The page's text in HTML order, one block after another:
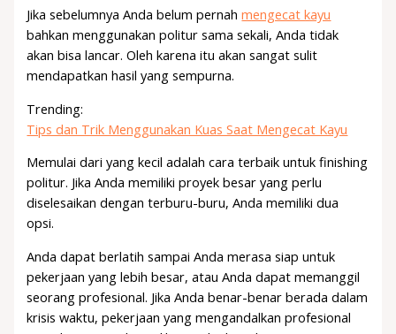
Jika sebelumnya Anda belum pernahmengecat kayu
bahkan menggunakan politur sama sekali, Anda tidak
akan bisa lancar. Oleh karena itu akan sangat sulit
mendapatkan hasil yang sempurna.
Trending:
Tips dan Trik Menggunakan Kuas Saat Mengecat Kayu
Memulai dari yang kecil adalah cara terbaik untuk finishing
politur. Jika Anda memiliki proyek besar yang perlu
diselesaikan dengan terburu-buru, Anda memiliki dua
opsi.
Anda dapat berlatih sampai Anda merasa siap untuk
pekerjaan yang lebih besar, atau Anda dapat memanggil
seorang profesional. Jika Anda benar-benar berada dalam
krisis waktu, pekerjaan yang mengandalkan profesional